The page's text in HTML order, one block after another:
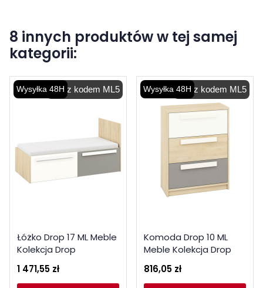
8 innych produktów w tej samej
kategorii:
-5% z kodem ML5
Wysyłka 48H
Łóżko Drop 17 ML Meble
Kolekcja Drop
1 471,55 zł
-5% z kodem ML5
Wysyłka 48H
Komoda Drop 10 ML
Meble Kolekcja Drop
816,05 zł